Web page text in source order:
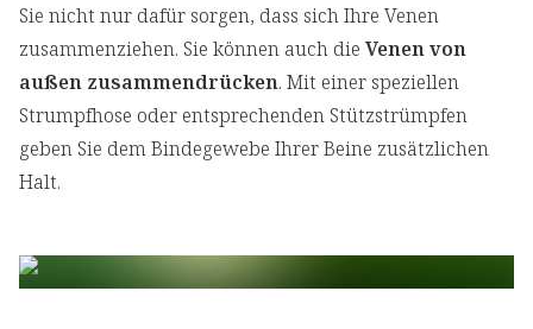
Sie nicht nur dafür sorgen, dass sich Ihre Venen
zusammenziehen. Sie können auch die Venen von
außen zusammendrücken. Mit einer speziellen
Strumpfhose oder entsprechenden Stützstrümpfen
geben Sie dem Bindegewebe Ihrer Beine zusätzlichen
Halt.